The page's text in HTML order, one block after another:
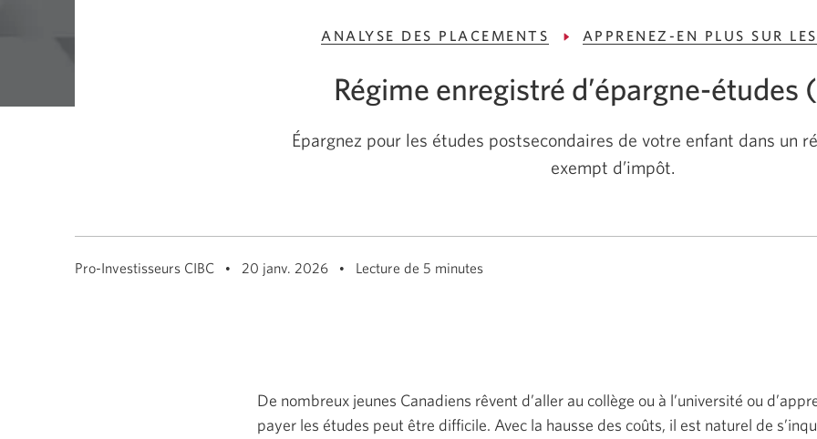
ANALYSE DES PLACEMENTS APPRENEZ-EN PLUS SUR
Régime enregistré d’épargne-études
Épargnez pour les études postsecondaires de votre enfant dans un
exempt d’impôt.
Pro-Investisseurs CIBC 20 janv. 2026 Lecture de 5 minutes
De nombreux jeunes Canadiens rêvent d’aller au collège ou à l’université ou
payer les études peut être difficile. Avec la hausse des coûts, il est naturel de